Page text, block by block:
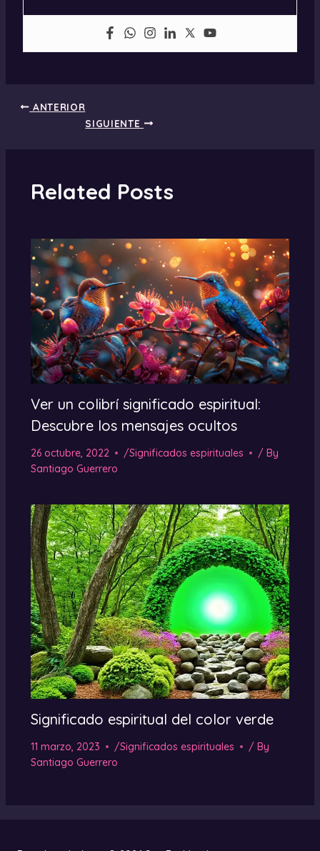
ANTERIOR
SIGUIENTE
Related Posts
Ver un colibrí significado espiritual:
Descubre los mensajes ocultos
26 octubre, 2022 /Significados espirituales
/ By
Santiago Guerrero
Significado espiritual del color verde
11 marzo, 2023 /Significados espirituales
/ By
Santiago Guerrero